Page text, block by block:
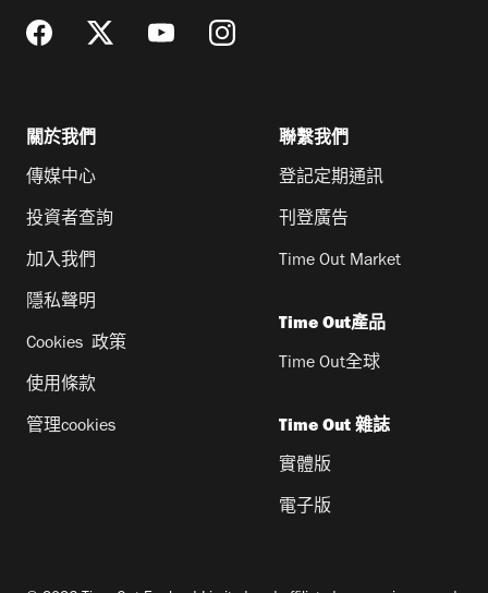
關於我們
傳媒中心
投資者查詢
加入我們
隱私聲明
Cookies 政策
使用條款
管理cookies
聯繫我們
登記定期通訊
刊登廣告
Time Out Market
Time Out產品
Time Out全球
Time Out 雜誌
實體版
電子版